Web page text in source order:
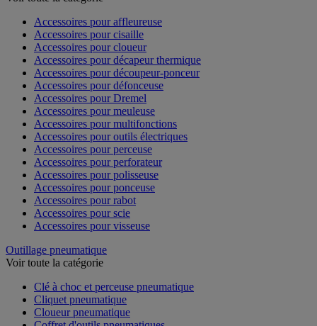
Accessoires pour affleureuse
Accessoires pour cisaille
Accessoires pour cloueur
Accessoires pour décapeur thermique
Accessoires pour découpeur-ponceur
Accessoires pour défonceuse
Accessoires pour Dremel
Accessoires pour meuleuse
Accessoires pour multifonctions
Accessoires pour outils électriques
Accessoires pour perceuse
Accessoires pour perforateur
Accessoires pour polisseuse
Accessoires pour ponceuse
Accessoires pour rabot
Accessoires pour scie
Accessoires pour visseuse
Outillage pneumatique
Voir toute la catégorie
Clé à choc et perceuse pneumatique
Cliquet pneumatique
Cloueur pneumatique